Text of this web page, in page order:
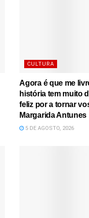
CULTURA
Agora é que me
história tem muito
feliz por a tornar
Margarida Antunes
5 DE AGOSTO, 2026